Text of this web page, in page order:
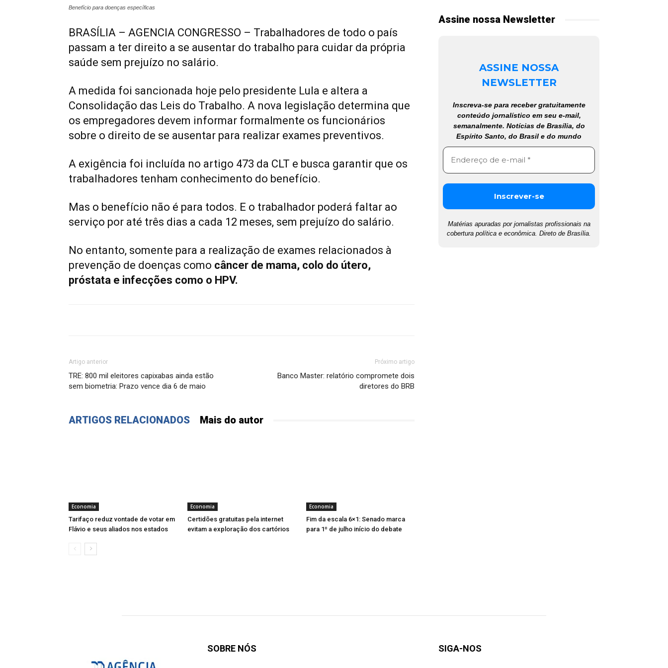
Benefício para doenças específicas
BRASÍLIA – AGENCIA CONGRESSO – Trabalhadores de todo o país
passam a ter direito a se ausentar do trabalho para cuidar da própria
saúde sem prejuízo no salário.
A medida foi sancionada hoje pelo presidente Lula e altera a
Consolidação das Leis do Trabalho. A nova legislação determina que
os empregadores devem informar formalmente os funcionários
sobre o direito de se ausentar para realizar exames preventivos.
A exigência foi incluída no artigo 473 da CLT e busca garantir que os
trabalhadores tenham conhecimento do benefício.
Mas o benefício não é para todos. E o trabalhador poderá faltar ao
serviço por até três dias a cada 12 meses, sem prejuízo do salário.
No entanto, somente para a realização de exames relacionados à
prevenção de doenças como câncer de mama, colo do útero,
próstata e infecções como o HPV.
Artigo anterior
TRE: 800 mil eleitores capixabas ainda estão
sem biometria: Prazo vence dia 6 de maio
Próximo artigo
Banco Master: relatório compromete dois
diretores do BRB
ARTIGOS RELACIONADOS Mais do autor
Economia
Tarifaço reduz vontade de votar em
Flávio e seus aliados nos estados
Economia
Certidões gratuitas pela internet
evitam a exploração dos cartórios
Economia
Fim da escala 6×1: Senado marca
para 1º de julho início do debate
Assine nossa Newsletter
ASSINE NOSSA
NEWSLETTER
Inscreva-se para receber gratuitamente
conteúdo jornalístico em seu e-mail,
semanalmente. Notícias de Brasília, do
Espírito Santo, do Brasil e do mundo
Matérias apuradas por jornalistas profissionais na
cobertura política e econômica. Direto de Brasília.
SOBRE NÓS SIGA-NOS